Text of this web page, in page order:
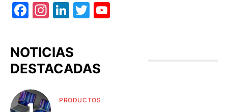
Facebook
Instagram
LinkedIn
Twitter
NOTICIAS
DESTACADAS
PRODUCTOS